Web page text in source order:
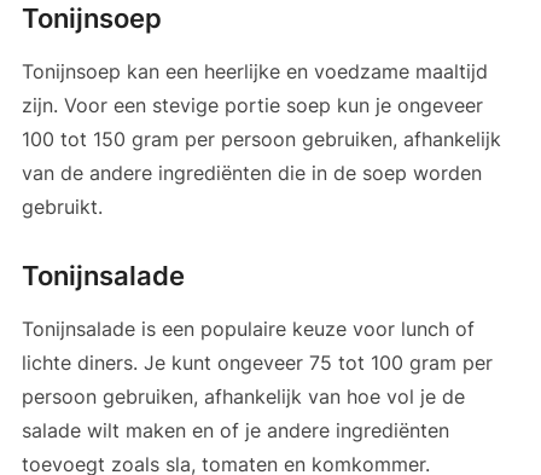
Tonijnsoep
Tonijnsoep kan een heerlijke en voedzame maaltijd
zijn. Voor een stevige portie soep kun je ongeveer
100 tot 150 gram per persoon gebruiken, afhankelijk
van de andere ingrediënten die in de soep worden
gebruikt.
Tonijnsalade
Tonijnsalade is een populaire keuze voor lunch of
lichte diners. Je kunt ongeveer 75 tot 100 gram per
persoon gebruiken, afhankelijk van hoe vol je de
salade wilt maken en of je andere ingrediënten
toevoegt zoals sla, tomaten en komkommer.